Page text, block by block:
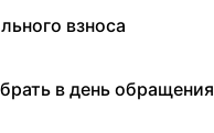
взноса
в день обращения